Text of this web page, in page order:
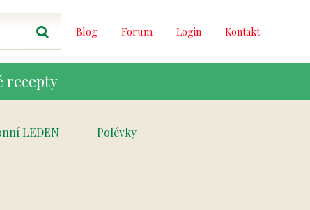
Blog Forum Login Kontakt
recepty
LEDEN Polévky